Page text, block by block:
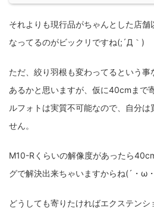
それよりも現行品がちゃんとした店舗
なってるのがビックリですね(;´Д｀)
ただ、絞り羽根も変わってるという
あるかと思いますが、仮に40cmまで
ルフォトは実質不可能なので、自分は
せん。
M10-Rくらいの解像度があったら
グで解決出来ちゃいますからね(´・ω
どうしても寄りたければエクステン